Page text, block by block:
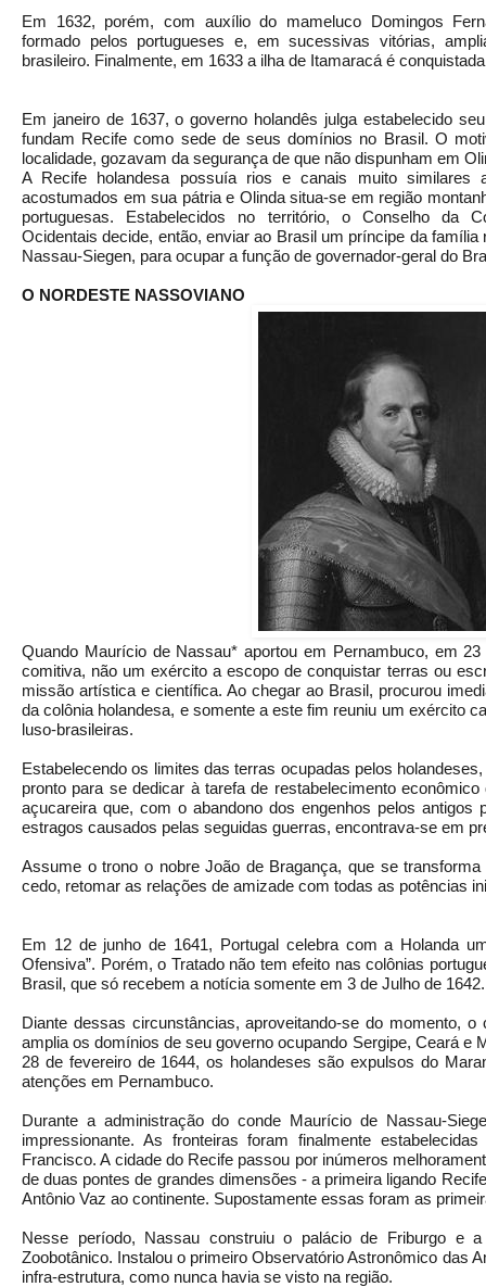
Em 1632, porém, com auxílio do mameluco Domingos
formado pelos portugueses e, em sucessivas vitórias,
brasileiro. Finalmente, em 1633 a ilha de Itamaracá é
Em janeiro de 1637, o governo holandês julga estabelecido
fundam Recife como sede de seus domínios no Brasil. O
localidade, gozavam da segurança de que não dispunham em
A Recife holandesa possuía rios e canais muito similares
acostumados em sua pátria e Olinda situa-se em região
portuguesas. Estabelecidos no território, o Conselho da
Ocidentais decide, então, enviar ao Brasil um príncipe da
Nassau-Siegen, para ocupar a função de governador-geral do
O NORDESTE NASSOVIANO
Quando Maurício de Nassau* aportou em Pernambuco, em
comitiva, não um exército a escopo de conquistar terras ou
missão artística e científica. Ao chegar ao Brasil, procurou
da colônia holandesa, e somente a este fim reuniu um exército
luso-brasileiras.
Estabelecendo os limites das terras ocupadas pelos
pronto para se dedicar à tarefa de restabelecimento
açucareira que, com o abandono dos engenhos pelos antigos
estragos causados pelas seguidas guerras, encontrava-se em
Assume o trono o nobre João de Bragança, que se
cedo, retomar as relações de amizade com todas as potências
Em 12 de junho de 1641, Portugal celebra com a Holanda
Ofensiva”. Porém, o Tratado não tem efeito nas colônias
Brasil, que só recebem a notícia somente em 3 de Julho de 1642.
Diante dessas circunstâncias, aproveitando-se do momento,
amplia os domínios de seu governo ocupando Sergipe, Ceará e
28 de fevereiro de 1644, os holandeses são expulsos do
atenções em Pernambuco.
Durante a administração do conde Maurício de Nassau-
impressionante. As fronteiras foram finalmente
Francisco. A cidade do Recife passou por inúmeros
de duas pontes de grandes dimensões - a primeira ligando
Antônio Vaz ao continente. Supostamente essas foram as
Nesse período, Nassau construiu o palácio de Friburgo e
Zoobotânico. Instalou o primeiro Observatório Astronômico das
infra-estrutura, como nunca havia se visto na região.